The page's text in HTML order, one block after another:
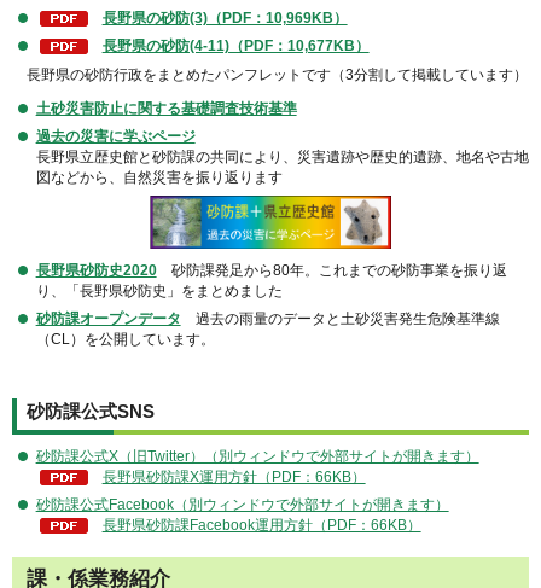
長野県の砂防(3)（PDF：10,969KB）
長野県の砂防(4-11)（PDF：10,677KB）
長野県の砂防行政をまとめたパンフレットです（3分割して掲載しています）
土砂災害防止に関する基礎調査技術基準
過去の災害に学ぶページ
長野県立歴史館と砂防課の共同により、災害遺跡や歴史的遺跡、地名や古地
図などから、自然災害を振り返ります
長野県砂防史2020砂防課発足から80年。これまでの砂防事業を振り返
り、「長野県砂防史」をまとめました
砂防課オープンデータ 過去の雨量のデータと土砂災害発生危険基準線
（CL）を公開しています。
砂防課公式SNS
砂防課公式X（旧Twitter）（別ウィンドウで外部サイトが開きます）
長野県砂防課X運用方針（PDF：66KB）
砂防課公式Facebook（別ウィンドウで外部サイトが開きます）
長野県砂防課Facebook運用方針（PDF：66KB）
課・係業務紹介